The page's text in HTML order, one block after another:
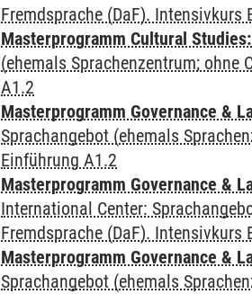
Fremdsprache (DaF). Intensivkurs
Masterprogramm Cultural
(ehemals Sprachenzentrum; ohne
A1.2
Masterprogramm Governance &
Sprachangebot (ehemals
Einführung A1.2
Masterprogramm Governance &
International Center:
Fremdsprache (DaF). Intensivkurs
Masterprogramm Governance &
Sprachangebot (ehemals